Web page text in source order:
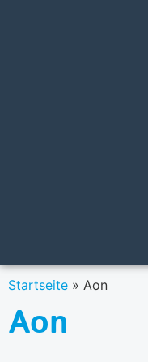
Startseite » Aon
Aon